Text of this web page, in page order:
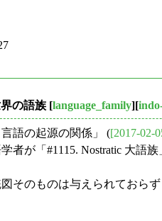
の語族 [language_family][
語の起源の関係」 ([2017-02-
者が「#1115. Nostratic 大語族
そのものは与えられておら